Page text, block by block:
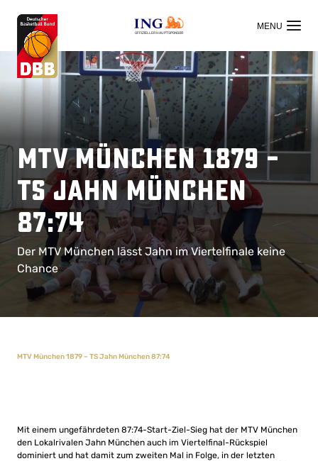
OFFIZIELLER HAUPTSPONSOR
MTV München 1879 –
TS Jahn München
87:74
Der MTV München lässt Jahn im Viertelfinale keine
Chance
MTV München 1879 – TS Jahn München 87:74
Mit einem ungefährdeten 87:74-Start-Ziel-Sieg hat der MTV München
den Lokalrivalen Jahn München auch im Viertelfinal-Rückspiel
dominiert und hat damit zum zweiten Mal in Folge, in der letzten